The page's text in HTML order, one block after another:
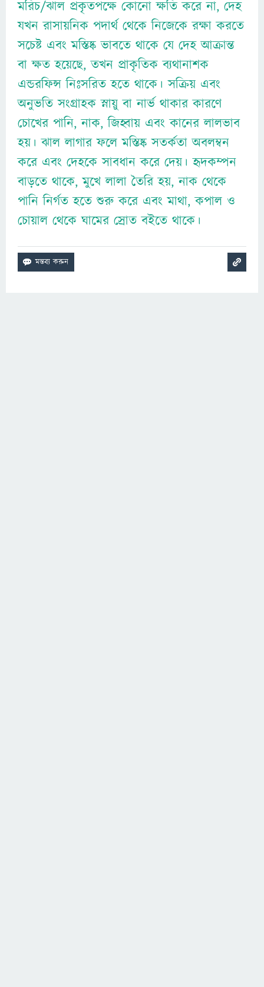
মরিচ/ঝাল প্রকৃতপক্ষে কোনো ক্ষতি করে না, দেহ
যখন রাসায়নিক পদার্থ থেকে নিজেকে রক্ষা করতে
সচেষ্ট এবং মস্তিষ্ক ভাবতে থাকে যে দেহ আক্রান্ত
বা ক্ষত হয়েছে, তখন প্রাকৃতিক ব্যথানাশক
এন্ডরফিন্স নিঃসরিত হতে থাকে। সক্রিয় এবং
অনুভতি সংগ্রাহক স্নায়ু বা নার্ভ থাকার কারণে
চোখের পানি, নাক, জিহ্বায় এবং কানের লালভাব
হয়। ঝাল লাগার ফলে মস্তিষ্ক সতর্কতা অবলম্বন
করে এবং দেহকে সাবধান করে দেয়। হৃদকম্পন
বাড়তে থাকে, মুখে লালা তৈরি হয়, নাক থেকে
পানি নির্গত হতে শুরু করে এবং মাথা, কপাল ও
চোয়াল থেকে ঘামের স্রোত বইতে থাকে।